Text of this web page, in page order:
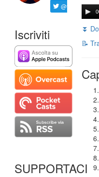
@ftrava
Iscriviti
SUPPORTACI
⏬
📝